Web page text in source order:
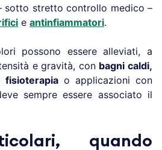
sotto stretto controllo medico –
e antinfiammatori.
possono essere alleviati, a
e gravità, con bagni caldi,
fisioterapiao applicazioni con
sempre essere associato il
quando